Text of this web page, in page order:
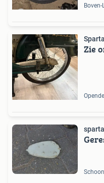
Boven-
Zie
Opende